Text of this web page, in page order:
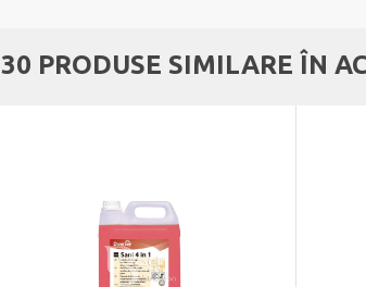
30 PRODUSE SIMILARE ÎN